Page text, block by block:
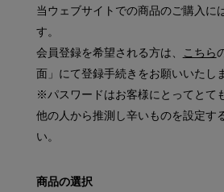
当ウェブサイトでの商品のご購入に
す。
会員登録を希望される方は、
こちら
面」にて登録手続きをお願いいたし
※パスワードはお客様にとってとて
他の人から推測し辛いものを設定す
い。
商品の選択